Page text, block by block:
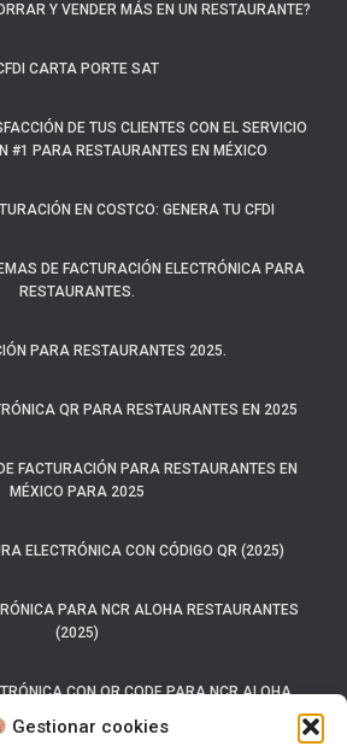
Gestionar cookies
Y VENDER MÁS EN UN RESTAURANTE?
CARTA PORTE SAT
DE TUS CLIENTES CON EL SERVICIO
#1 PARA RESTAURANTES EN MÉXICO
EN COSTCO: GENERA TU CFDI
DE FACTURACIÓN ELECTRÓNICA PARA
RESTAURANTES.
PARA RESTAURANTES 2025.
QR PARA RESTAURANTES EN 2025
FACTURACIÓN PARA RESTAURANTES EN
MÉXICO PARA 2025
ELECTRÓNICA CON CÓDIGO QR (2025)
PARA NCR ALOHA RESTAURANTES
(2025)
CON QR CODE PARA NCR ALOHA